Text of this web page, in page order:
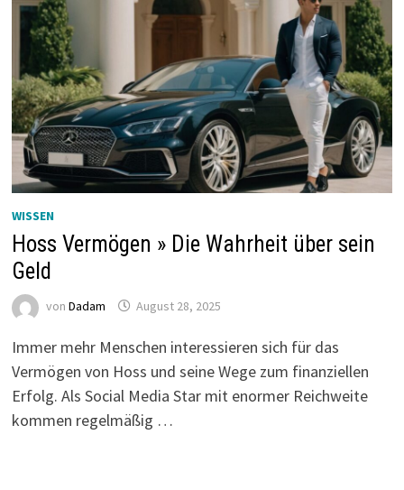
WISSEN
Hoss Vermögen » Die Wahrheit über sein
Geld
von Dadam August 28, 2025
Immer mehr Menschen interessieren sich für das
Vermögen von Hoss und seine Wege zum finanziellen
Erfolg. Als Social Media Star mit enormer Reichweite
kommen regelmäßig …